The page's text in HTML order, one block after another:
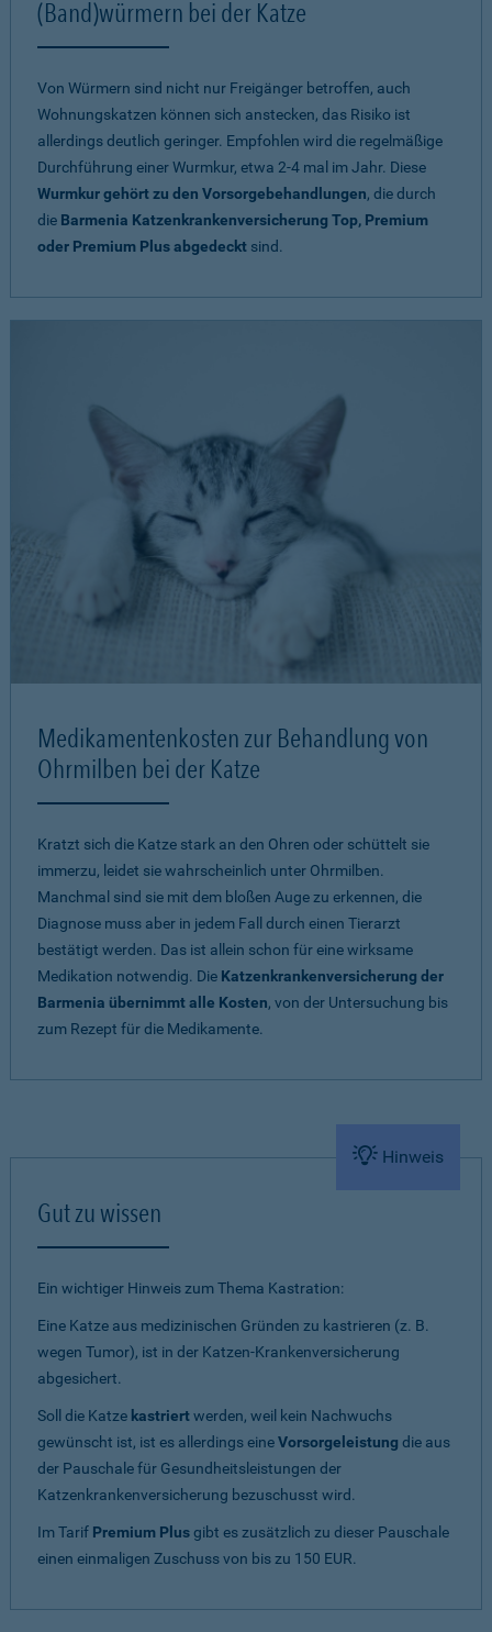
(Band)würmern bei der Katze
Von Würmern sind nicht nur Freigänger betroffen, auch
Wohnungskatzen können sich anstecken, das Risiko ist
allerdings deutlich geringer. Empfohlen wird die regelmäßige
Durchführung einer Wurmkur, etwa 2-4 mal im Jahr. Diese
Wurmkur gehört zu den Vorsorgebehandlungen, die durch
die Barmenia Katzenkrankenversicherung Top, Premium
oder Premium Plus abgedeckt sind.
Medikamentenkosten zur Behandlung von
Ohrmilben bei der Katze
Kratzt sich die Katze stark an den Ohren oder schüttelt sie
immerzu, leidet sie wahrscheinlich unter Ohrmilben.
Manchmal sind sie mit dem bloßen Auge zu erkennen, die
Diagnose muss aber in jedem Fall durch einen Tierarzt
bestätigt werden. Das ist allein schon für eine wirksame
Medikation notwendig. Die Katzenkrankenversicherung der
Barmenia übernimmt alle Kosten, von der Untersuchung bis
zum Rezept für die Medikamente.
Hinweis
Gut zu wissen
Ein wichtiger Hinweis zum Thema Kastration:
Eine Katze aus medizinischen Gründen zu kastrieren (z. B.
wegen Tumor), ist in der Katzen-Krankenversicherung
abgesichert.
Soll die Katze kastriertwerden, weil kein Nachwuchs
gewünscht ist, ist es allerdings eineVorsorgeleistung die aus
der Pauschale für Gesundheitsleistungen der
Katzenkrankenversicherung bezuschusst wird.
Im Tarif Premium Plusgibt es zusätzlich zu dieser Pauschale
einen einmaligen Zuschuss von bis zu 150 EUR.